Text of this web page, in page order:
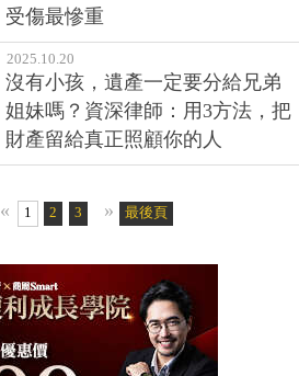
受傷最慘重
2025.10.20
沒有小孩，遺產一定要分給兄弟
姐妹嗎？資深律師：用3方法，把
財產留給真正照顧你的人
« 1 2 3 4 5 6
» 最後頁